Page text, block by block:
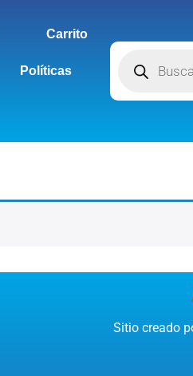
Carrito
Políticas
Sitio creado